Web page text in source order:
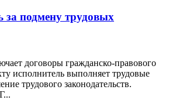
за подмену трудовых
договоры гражданско-правового
исполнитель выполняет трудовые
трудового законодательств.